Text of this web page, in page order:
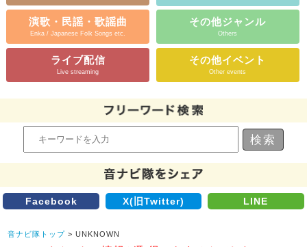
演歌・民謡・歌謡曲
Enka / Japanese Folk Songs etc.
その他ジャンル
Others
ライブ配信
Live streaming
その他イベント
Other events
Facebook X(旧Twitter) LINE
音ナビ隊トップ > UNKNOWN